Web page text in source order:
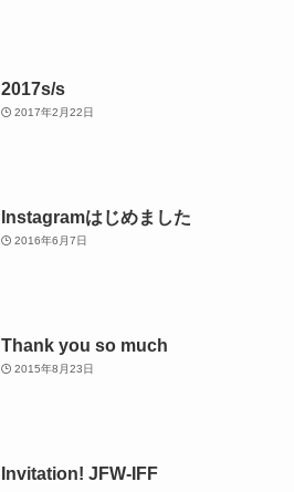
2017s/s
2017年2月22日
Instagramはじめました
2016年6月7日
Thank you so much
2015年8月23日
Invitation! JFW-IFF